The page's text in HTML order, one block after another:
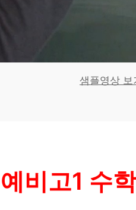
샘플영상
예비고1 수